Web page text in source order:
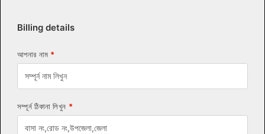
Billing details
আপনার নাম *
সম্পূর্ন ঠিকানা লিখুন *